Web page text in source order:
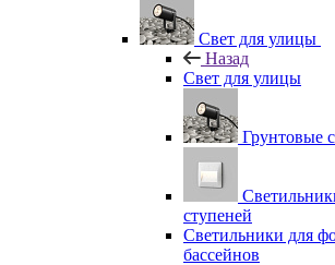
Свет для улицы
Назад
Свет для улицы
Грунтовые
ступеней
Светильники для
бассейнов